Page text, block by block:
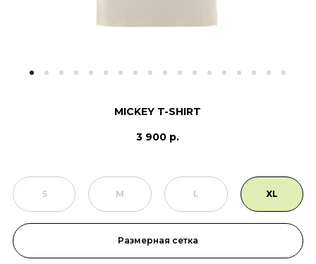
Размерная сетка
XL
L
M
S
MICKEY T-SHIRT
3 900 р.